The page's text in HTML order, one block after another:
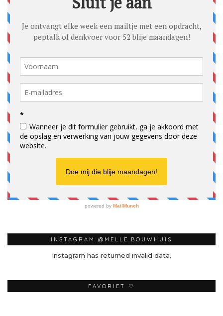
INSTAGRAM @MELLE.BOUWHUIS
Instagram has returned invalid data.
FAVORIET ♡